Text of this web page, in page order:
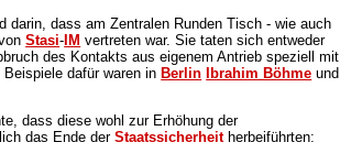
darin, dass am Zentralen Runden Tisch - wie auch
Stasi- IM vertreten war. Sie taten sich entweder
des Kontakts aus eigenem Antrieb speziell mit
dafür waren in Berlin Ibrahim Böhme und
dass diese wohl zur Erhöhung der
das Ende derStaatssicherheitherbeiführten: